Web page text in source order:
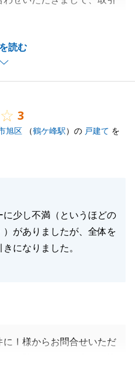
読む
日々精進してまいりま
3
旭区 （鶴ケ峰駅）の 戸建て を
少し不満（というほどの
がありましたが、全体を
になりました。
にⅠ様からお問合せいただ